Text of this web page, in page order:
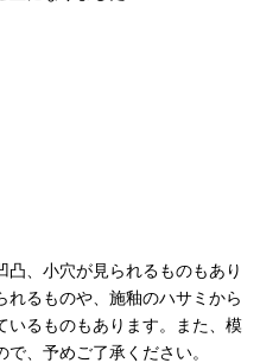
、小穴が見られるものもあり
れるものや、施釉のハサミから
いるものもあります。また、模
、予めご了承ください。